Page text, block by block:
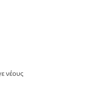
νέους